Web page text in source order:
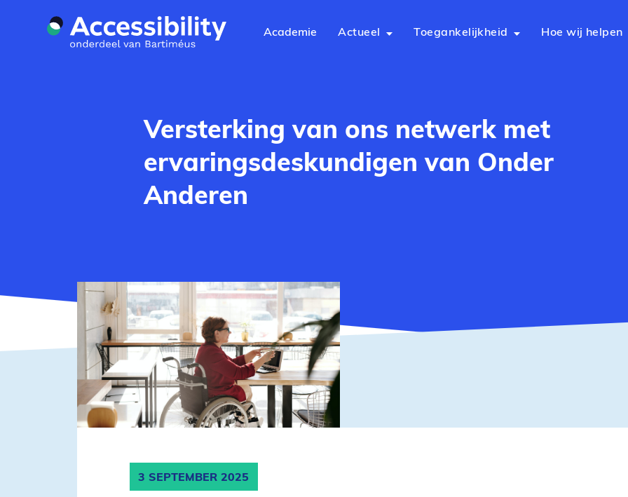
Naar hoofdinhoud
Academie
Actueel Toegankelijkheid Hoe wij helpen
Versterking van ons netwerk met
ervaringsdeskundigen van Onder
Anderen
3 SEPTEMBER 2025